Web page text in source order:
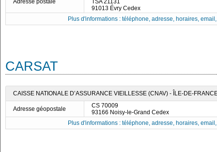
Adresse postale
TSA 21131
91013 Évry Cedex
Plus d'informations : téléphone, adresse, horaires,
CARSAT
CAISSE NATIONALE D’ASSURANCE VIEILLESSE (CNAV) - ÎLE-DE-
Adresse géopostale
CS 70009
93166 Noisy-le-Grand Cedex
Plus d'informations : téléphone, adresse, horaires,